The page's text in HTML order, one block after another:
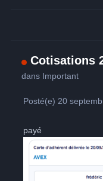
Cotisations
dans Important
Posté(e) 20
payé